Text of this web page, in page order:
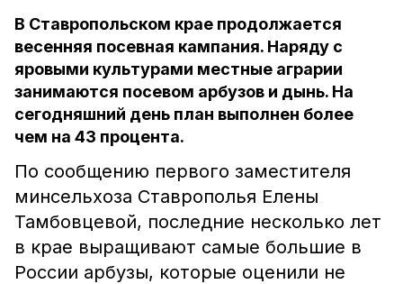
В Ставропольском крае продолжается
весенняя посевная кампания. Наряду с
яровыми культурами местные аграрии
занимаются посевом арбузов и дынь. На
сегодняшний день план выполнен более
чем на 43 процента.
По сообщению первого заместителя
минсельхоза Ставрополья Елены
Тамбовцевой, последние несколько лет
в крае выращивают самые большие в
России арбузы, которые оценили не